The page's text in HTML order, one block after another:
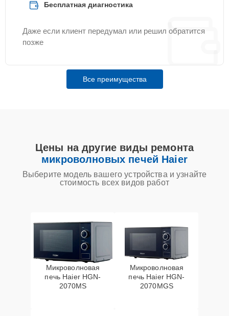
Бесплатная диагностика
Даже если клиент передумал или решил обратится
позже
Все преимущества
Цены на другие виды ремонта
микроволновых печей Haier
Выберите модель вашего устройства и узнайте
стоимость всех видов работ
Микроволновая
печь Haier HGN-
2070MS
Микроволновая
печь Haier HGN-
2070MGS